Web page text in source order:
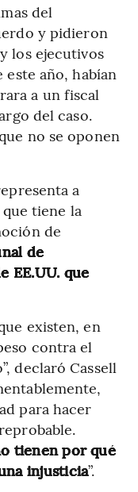
del
y pidieron
los ejecutivos
año, habían
a un fiscal
del caso.
no se oponen
a
tiene la
de
de
EE.UU. que
existen, en
contra el
declaró Cassell
para hacer
tienen por qué
injusticia”.